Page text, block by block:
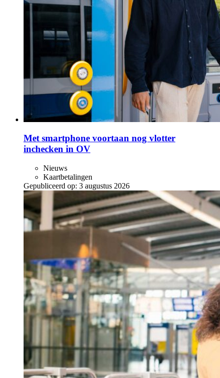
Met smartphone voortaan nog vlotter
inchecken in OV
Nieuws
Kaartbetalingen
Gepubliceerd op: 3 augustus 2026